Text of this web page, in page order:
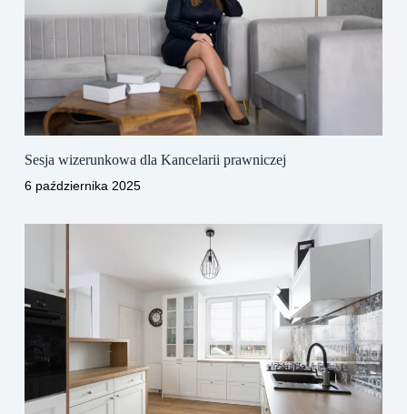
Sesja wizerunkowa dla Kancelarii prawniczej
6 października 2025